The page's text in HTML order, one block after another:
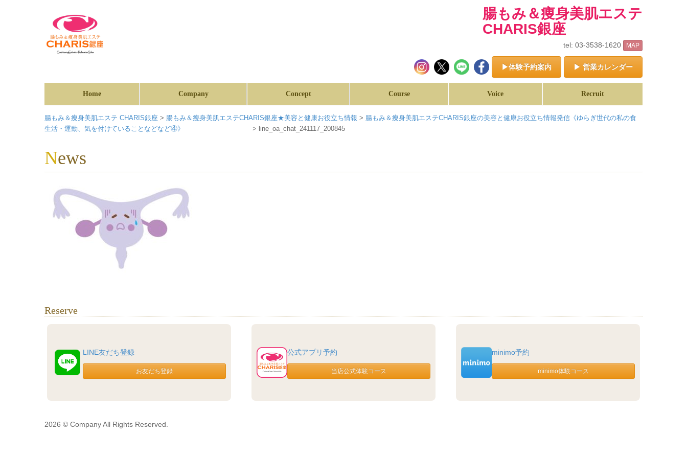
腸もみ＆痩身美肌エステ
CHARIS銀座
tel: 03-3538-1620 MAP
▶体験予約案内 ▶ 営業カレンダー
Home Company Concept Course Voice Recruit
腸もみ＆痩身美肌エステ CHARIS銀座 > 腸もみ＆瘦身美肌エステCHARIS銀座★美容と健康お役立ち情報 > 腸もみ＆痩身美肌エステCHARIS銀座の美容と健康お役立ち情報発信《ゆらぎ世代の私の食
生活・運動、気を付けていることなどなど④》
> line_oa_chat_241117_200845
News
Reserve
LINE友だち登録 公式アプリ予約 minimo予約
2026 © Company All Rights Reserved.